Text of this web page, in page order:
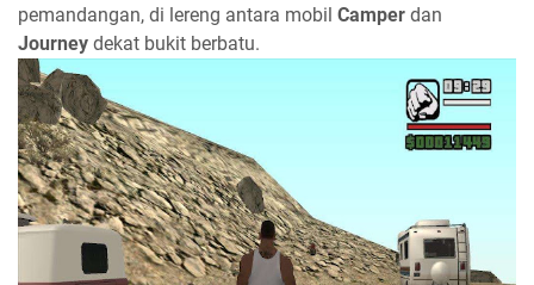
pemandangan, di lereng antara mobil Camper dan
Journey dekat bukit berbatu.